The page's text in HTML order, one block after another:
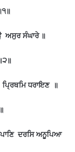
ਅਸੁਰ ਸੰਘਾਰੇ ॥
ਧਰਾਇਣ ॥
ਦਰਸਿ ਅਨੂਪਿਆ